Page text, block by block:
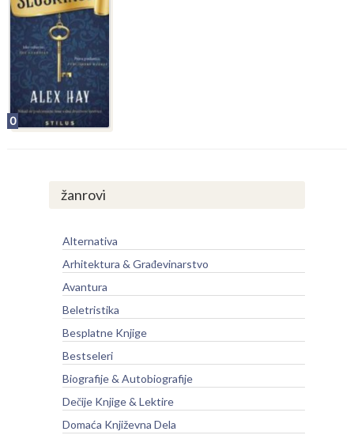
0
žanrovi
Alternativa
Arhitektura & Građevinarstvo
Avantura
Beletristika
Besplatne Knjige
Bestseleri
Biografije & Autobiografije
Dečije Knjige & Lektire
Domaća Književna Dela